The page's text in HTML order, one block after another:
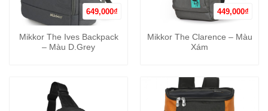
649,000₫
Mikkor The Ives Backpack
– Màu D.Grey
449,000₫
Mikkor The Clarence – Màu
Xám